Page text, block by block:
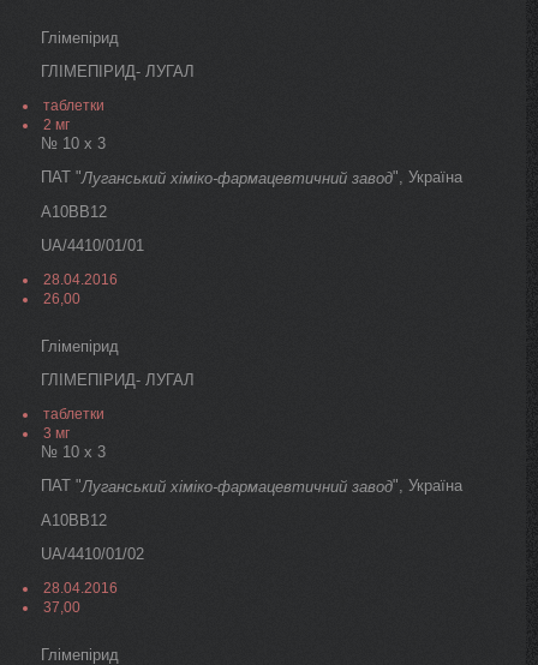
Глімепірид
ГЛІМЕПІРИД- ЛУГАЛ
таблетки
2 мг
№ 10 х 3
ПАТ "Луганський хіміко-фармацевтичний завод", Україна
A10BB12
UA/4410/01/01
28.04.2016
26,00
Глімепірид
ГЛІМЕПІРИД- ЛУГАЛ
таблетки
3 мг
№ 10 х 3
ПАТ "Луганський хіміко-фармацевтичний завод", Україна
A10BB12
UA/4410/01/02
28.04.2016
37,00
Глімепірид